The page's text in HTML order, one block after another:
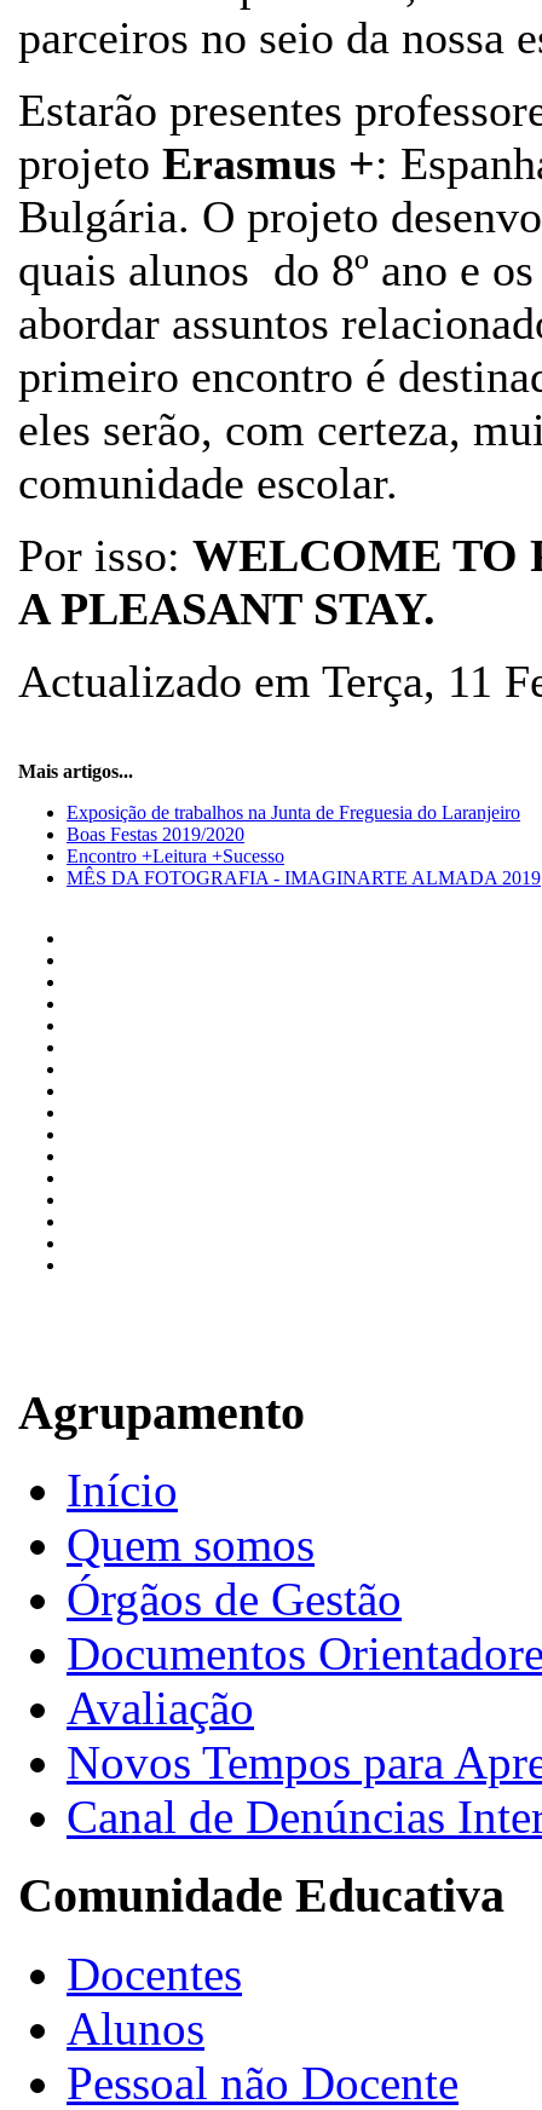
parceiros no seio da nossa
Estarão presentes
projeto Erasmus +:
Bulgária. O projeto
quais alunos do 8º ano e
abordar assuntos
primeiro encontro é
eles serão, com certeza,
comunidade escolar.
Por isso: WELCOME TO
A PLEASANT STAY.
Actualizado em Terça, 11
Mais artigos...
Exposição de trabalhos na Junta de Freguesia do Laranjeiro
Boas Festas 2019/2020
Encontro +Leitura +Sucesso
MÊS DA FOTOGRAFIA - IMAGINARTE ALMADA 2019
Agrupamento
Início
Quem somos
Órgãos de Gestão
Documentos
Avaliação
Novos Tempos para
Canal de Denúncias
Comunidade Educativa
Docentes
Alunos
Pessoal não Docente